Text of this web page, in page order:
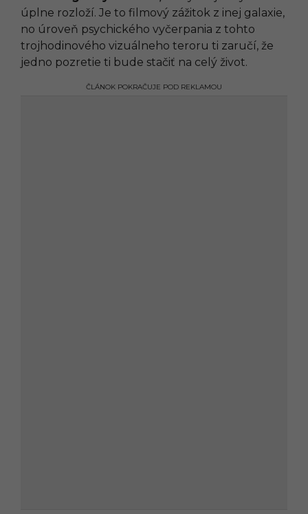
úplne rozloží. Je to filmový zážitok z inej galaxie,
no úroveň psychického vyčerpania z tohto
trojhodinového vizuálneho teroru ti zaručí, že
jedno pozretie ti bude stačiť na celý život.
ČLÁNOK POKRAČUJE POD REKLAMOU